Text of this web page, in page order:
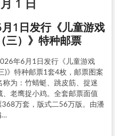
1日发行《儿童游戏
（三）》特种邮票
年6月1日发行《儿童游戏
)》特种邮票1套4枚，邮票图案
称为：竹蜻蜓、跳皮筋、捉迷
、老鹰捉小鸡。全套邮票面值
万套，版式二56万版。由潘
…